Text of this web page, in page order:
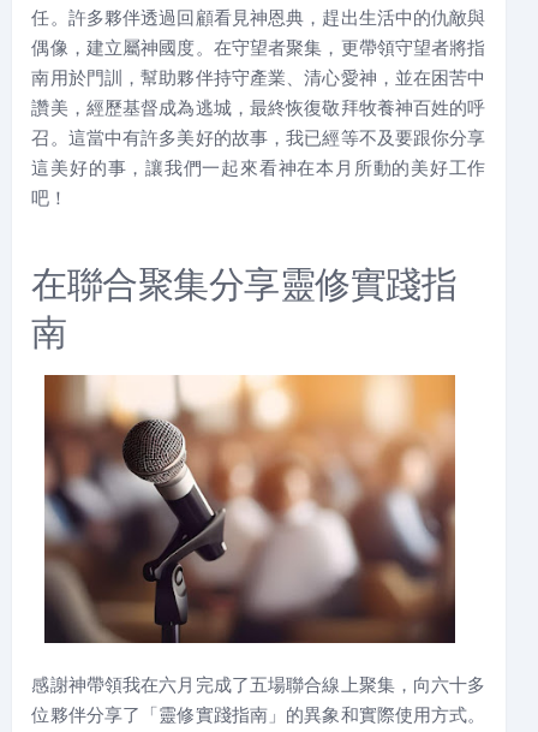
任。許多夥伴透過回顧看見神恩典，趕出生活中的仇敵與
偶像，建立屬神國度。在守望者聚集，更帶領守望者將指
南用於門訓，幫助夥伴持守產業、清心愛神，並在困苦中
讚美，經歷基督成為逃城，最終恢復敬拜牧養神百姓的呼
召。這當中有許多美好的故事，我已經等不及要跟你分享
這美好的事，讓我們一起來看神在本月所動的美好工作
吧！
在聯合聚集分享靈修實踐指
南
感謝神帶領我在六月完成了五場聯合線上聚集，向六十多
位夥伴分享了「靈修實踐指南」的異象和實際使用方式。